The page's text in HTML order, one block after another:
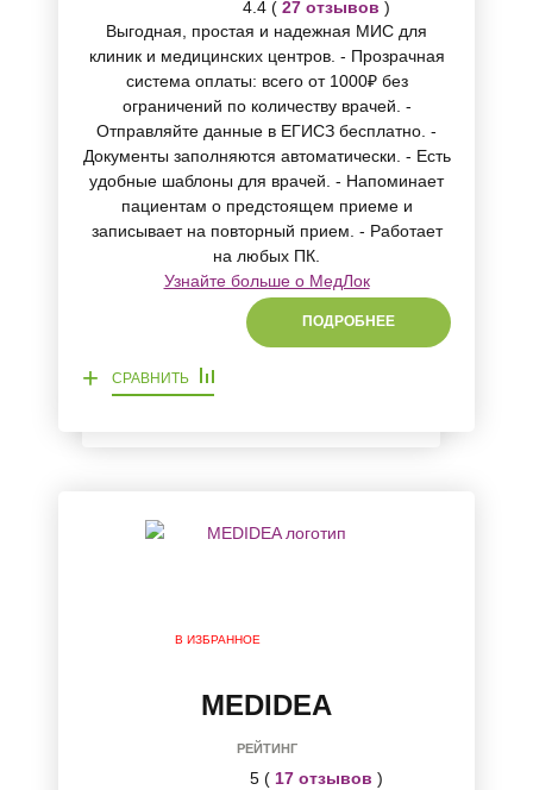
4.4 ( 27 отзывов )
Выгодная, простая и надежная МИС для
клиник и медицинских центров. - Прозрачная
система оплаты: всего от 1000₽ без
ограничений по количеству врачей. -
Отправляйте данные в ЕГИСЗ бесплатно. -
Документы заполняются автоматически. - Есть
удобные шаблоны для врачей. - Напоминает
пациентам о предстоящем приеме и
записывает на повторный прием. - Работает
на любых ПК.
Узнайте больше о МедЛок
ПОДРОБНЕЕ
+ СРАВНИТЬ
В ИЗБРАННОЕ
MEDIDEA
РЕЙТИНГ
5 ( 17 отзывов )